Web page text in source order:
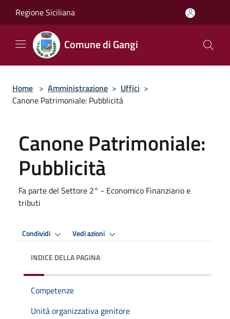
Regione Siciliana
Comune di Gangi
Home > Amministrazione > Uffici >
Canone Patrimoniale: Pubblicità
Canone Patrimoniale:
Pubblicità
Fa parte del Settore 2° - Economico Finanziario e
tributi
Condividi Vedi azioni
INDICE DELLA PAGINA
Competenze
Unità organizzativa genitore